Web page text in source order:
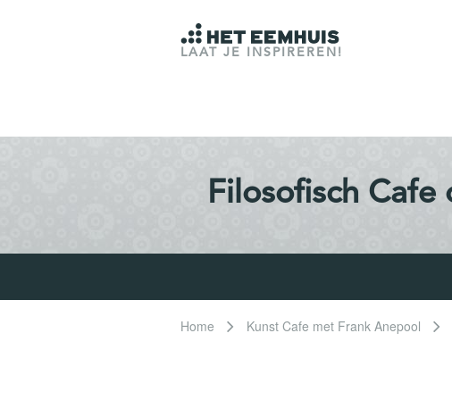
LAAT JE INSPIREREN!
Filosofisch Cafe
Home Kunst Cafe met Frank Anepool